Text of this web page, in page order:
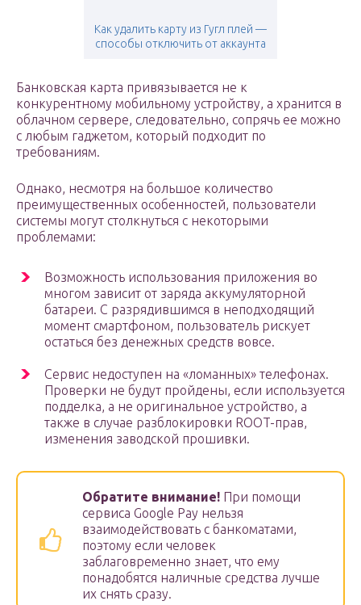
Как удалить карту из Гугл плей —
способы отключить от аккаунта
Банковская карта привязывается не к
конкурентному мобильному устройству, а хранится в
облачном сервере, следовательно, сопрячь ее можно
с любым гаджетом, который подходит по
требованиям.
Однако, несмотря на большое количество
преимущественных особенностей, пользователи
системы могут столкнуться с некоторыми
проблемами:
Возможность использования приложения во
многом зависит от заряда аккумуляторной
батареи. С разрядившимся в неподходящий
момент смартфоном, пользователь рискует
остаться без денежных средств вовсе.
Сервис недоступен на «ломанных» телефонах.
Проверки не будут пройдены, если используется
подделка, а не оригинальное устройство, а
также в случае разблокировки ROOT-прав,
изменения заводской прошивки.
Обратите внимание! При помощи
сервиса Google Pay нельзя
взаимодействовать с банкоматами,
поэтому если человек
заблаговременно знает, что ему
понадобятся наличные средства лучше
их снять сразу.